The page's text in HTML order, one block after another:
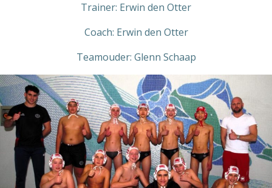
Trainer: Erwin den Otter
Coach: Erwin den Otter
Teamouder: Glenn Schaap